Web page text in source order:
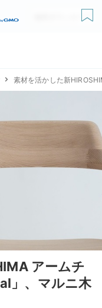
無料ダウンロード
素材を活かした新
アームチ
」、マルニ木